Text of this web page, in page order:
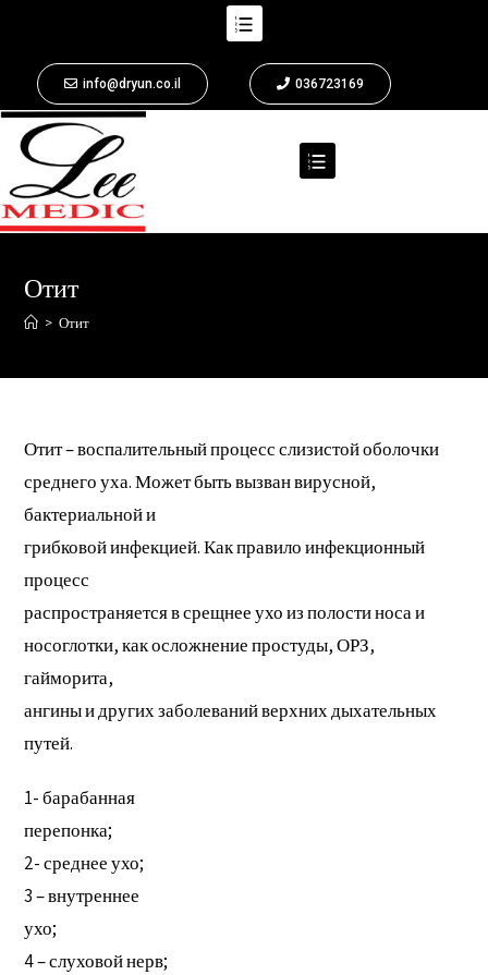
info@dryun.co.il 036723169
Отит
> Отит
Отит – воспалительный процесс слизистой оболочки
среднего уха. Может быть вызван вирусной,
бактериальной и
грибковой инфекцией. Как правило инфекционный
процесс
распространяется в срещнее ухо из полости носа и
носоглотки, как осложнение простуды, ОРЗ,
гайморита,
ангины и других заболеваний верхних дыхательных
путей.
1- барабанная
перепонка;
2- среднее ухо;
3 – внутреннее
ухо;
4 – слуховой нерв;